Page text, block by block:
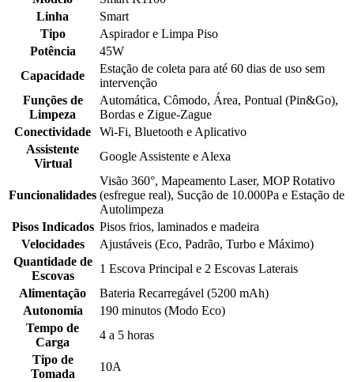
Linha
Smart
Tipo
Aspirador e Limpa Piso
Potência
45W
Capacidade
Estação de coleta para até 60 dias de uso sem
intervenção
Funções de
Limpeza
Automática, Cômodo, Área, Pontual (Pin&Go),
Bordas e Zigue-Zague
Conectividade
Wi-Fi, Bluetooth e Aplicativo
Assistente
Virtual
Google Assistente e Alexa
Funcionalidades
Visão 360°, Mapeamento Laser, MOP Rotativo
(esfregue real), Sucção de 10.000Pa e Estação de
Autolimpeza
Pisos Indicados Pisos frios, laminados e madeira
Velocidades
Ajustáveis (Eco, Padrão, Turbo e Máximo)
Quantidade de
Escovas
1 Escova Principal e 2 Escovas Laterais
Alimentação
Bateria Recarregável (5200 mAh)
Autonomia
190 minutos (Modo Eco)
Tempo de
Carga
4 a 5 horas
Tipo de
Tomada
10A